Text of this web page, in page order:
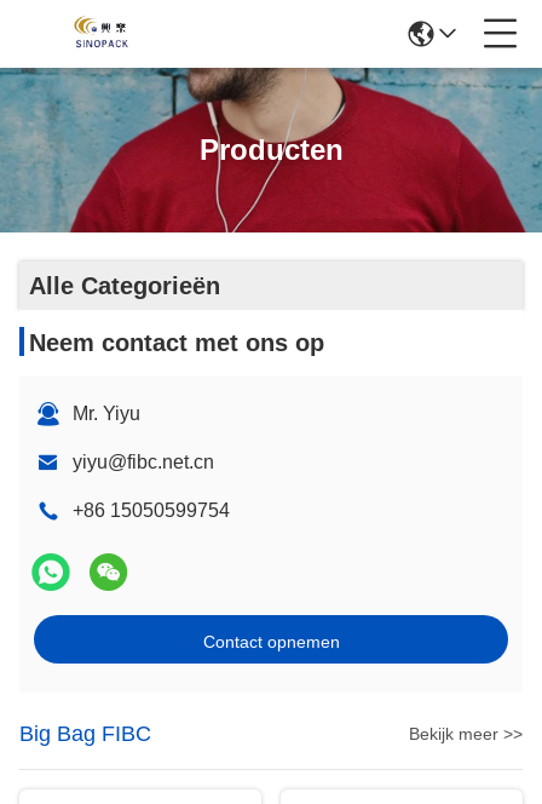
Producten
Alle Categorieën
Neem contact met ons op
Mr. Yiyu
yiyu@fibc.net.cn
+86 15050599754
Contact opnemen
Big Bag FIBC Bekijk meer >>